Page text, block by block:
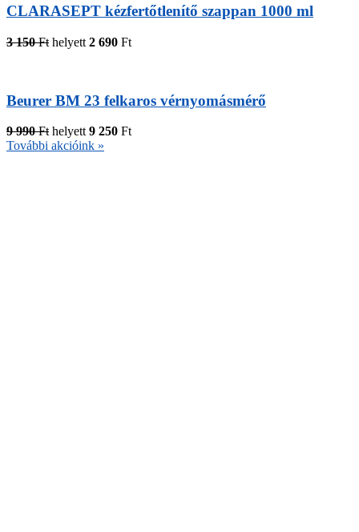
CLARASEPT kézfertőtlenítő szappan 1000 ml
3 150 Ft helyett 2 690 Ft
Beurer BM 23 felkaros vérnyomásmérő
9 990 Ft helyett 9 250 Ft
További akcióink »